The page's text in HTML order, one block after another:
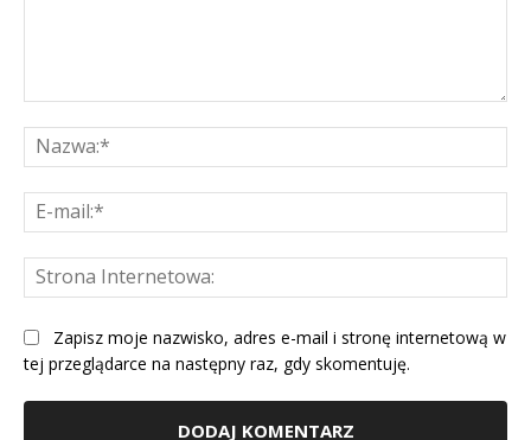
Zapisz moje nazwisko, adres e-mail i stronę internetową w
tej przeglądarce na następny raz, gdy skomentuję.